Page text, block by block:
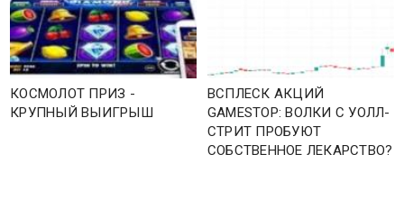
КОСМОЛОТ ПРИЗ -
КРУПНЫЙ ВЫИГРЫШ
ВСПЛЕСК АКЦИЙ
GAMESTOP: ВОЛКИ С УОЛЛ-
СТРИТ ПРОБУЮТ
СОБСТВЕННОЕ ЛЕКАРСТВО?